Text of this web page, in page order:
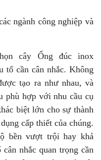
ngành công nghiệp và
cây Ống đúc inox
tố cần cân nhắc. Không
tạo ra như nhau, và
phù hợp với nhu cầu cụ
biệt lớn cho sự thành
cấp thiết của chúng.
bền vượt trội hay khả
nhắc quan trọng cần